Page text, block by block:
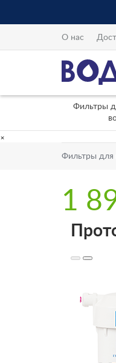
О нас
Фильтры
×
Фильтры для
1